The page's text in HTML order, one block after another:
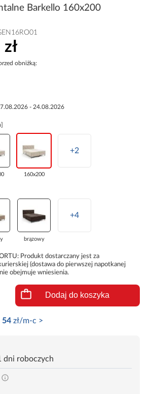
Barkello 160x200
obniżką:
- 24.08.2026
160x200
+2
brązowy
+4
Produkt dostarczany jest za
(dostawa do pierwszej napotkanej
obejmuje wniesienia.
Dodaj do koszyka
54 zł/m-c >
dni roboczych